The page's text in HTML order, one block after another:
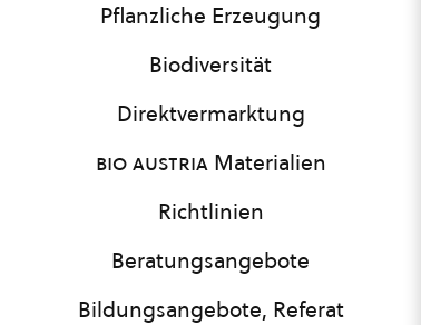
Pflanzliche Erzeugung
Biodiversität
Direktvermarktung
bio austriaMaterialien
Richtlinien
Beratungsangebote
Bildungsangebote, Referat